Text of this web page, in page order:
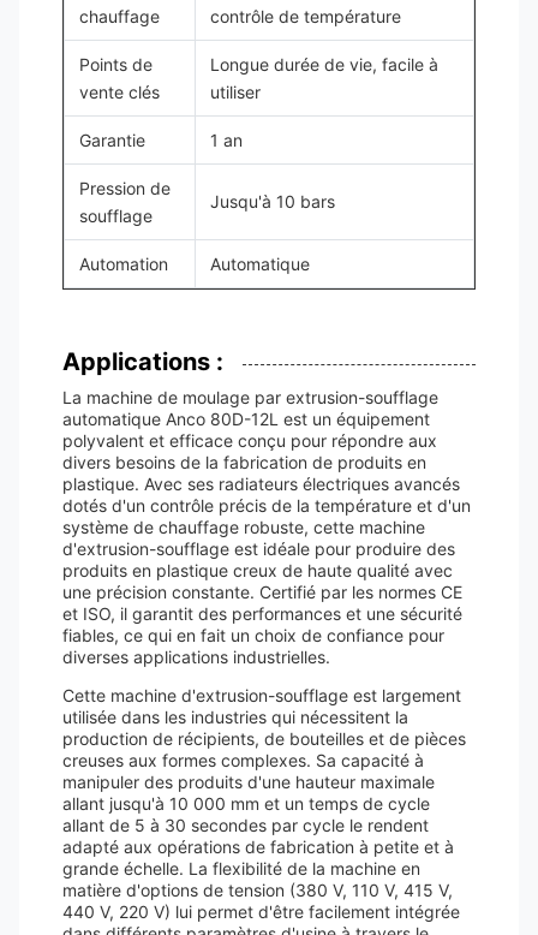
chauffage
contrôle de température
Points de
vente clés
Longue durée de vie, facile à
utiliser
Garantie 1 an
Pression de
soufflage
Jusqu'à 10 bars
Automation Automatique
Applications :
La machine de moulage par extrusion-soufflage
automatique Anco 80D-12L est un équipement
polyvalent et efficace conçu pour répondre aux
divers besoins de la fabrication de produits en
plastique. Avec ses radiateurs électriques avancés
dotés d'un contrôle précis de la température et d'un
système de chauffage robuste, cette machine
d'extrusion-soufflage est idéale pour produire des
produits en plastique creux de haute qualité avec
une précision constante. Certifié par les normes CE
et ISO, il garantit des performances et une sécurité
fiables, ce qui en fait un choix de confiance pour
diverses applications industrielles.
Cette machine d'extrusion-soufflage est largement
utilisée dans les industries qui nécessitent la
production de récipients, de bouteilles et de pièces
creuses aux formes complexes. Sa capacité à
manipuler des produits d'une hauteur maximale
allant jusqu'à 10 000 mm et un temps de cycle
allant de 5 à 30 secondes par cycle le rendent
adapté aux opérations de fabrication à petite et à
grande échelle. La flexibilité de la machine en
matière d'options de tension (380 V, 110 V, 415 V,
440 V, 220 V) lui permet d'être facilement intégrée